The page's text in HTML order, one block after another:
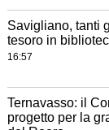
Savigliano, tanti
tesoro in
16:57
Ternavasso: il
progetto per la